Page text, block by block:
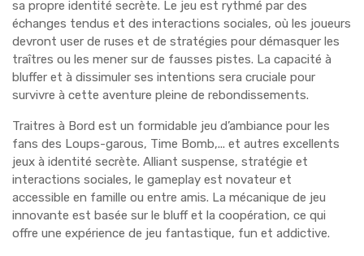
sa propre identité secrète. Le jeu est rythmé par des
échanges tendus et des interactions sociales, où les joueurs
devront user de ruses et de stratégies pour démasquer les
traîtres ou les mener sur de fausses pistes. La capacité à
bluffer et à dissimuler ses intentions sera cruciale pour
survivre à cette aventure pleine de rebondissements.
Traitres à Bord est un formidable jeu d’ambiance pour les
fans des Loups-garous, Time Bomb,... et autres excellents
jeux à identité secrète. Alliant suspense, stratégie et
interactions sociales, le gameplay est novateur et
accessible en famille ou entre amis. La mécanique de jeu
innovante est basée sur le bluff et la coopération, ce qui
offre une expérience de jeu fantastique, fun et addictive.